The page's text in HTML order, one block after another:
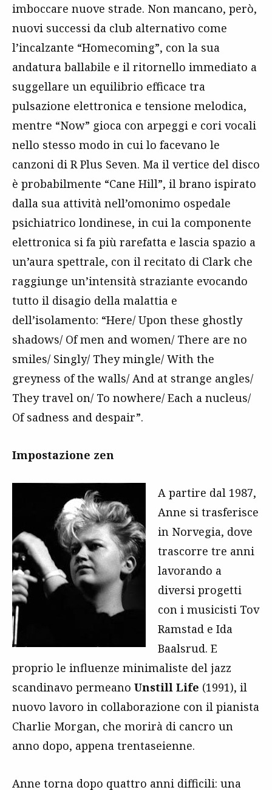
imboccare nuove strade. Non mancano, però,
nuovi successi da club alternativo come
l’incalzante “Homecoming”, con la sua
andatura ballabile e il ritornello immediato a
suggellare un equilibrio efficace tra
pulsazione elettronica e tensione melodica,
mentre “Now” gioca con arpeggi e cori vocali
nello stesso modo in cui lo facevano le
canzoni di R Plus Seven. Ma il vertice del disco
è probabilmente “Cane Hill”, il brano ispirato
dalla sua attività nell’omonimo ospedale
psichiatrico londinese, in cui la componente
elettronica si fa più rarefatta e lascia spazio a
un’aura spettrale, con il recitato di Clark che
raggiunge un’intensità straziante evocando
tutto il disagio della malattia e
dell’isolamento: “Here/ Upon these ghostly
shadows/ Of men and women/ There are no
smiles/ Singly/ They mingle/ With the
greyness of the walls/ And at strange angles/
They travel on/ To nowhere/ Each a nucleus/
Of sadness and despair”.
Impostazione zen
A partire dal 1987,
Anne si trasferisce
in Norvegia, dove
trascorre tre anni
lavorando a
diversi progetti
con i musicisti Tov
Ramstad e Ida
Baalsrud. E
proprio le influenze minimaliste del jazz
scandinavo permeano Unstill Life (1991), il
nuovo lavoro in collaborazione con il pianista
Charlie Morgan, che morirà di cancro un
anno dopo, appena trentaseienne.
Anne torna dopo quattro anni difficili: una